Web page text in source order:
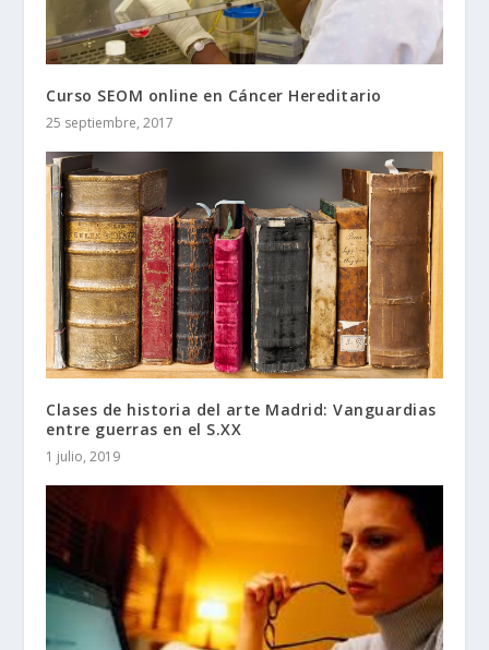
Curso SEOM online en Cáncer Hereditario
25 septiembre, 2017
Clases de historia del arte Madrid: Vanguardias
entre guerras en el S.XX
1 julio, 2019